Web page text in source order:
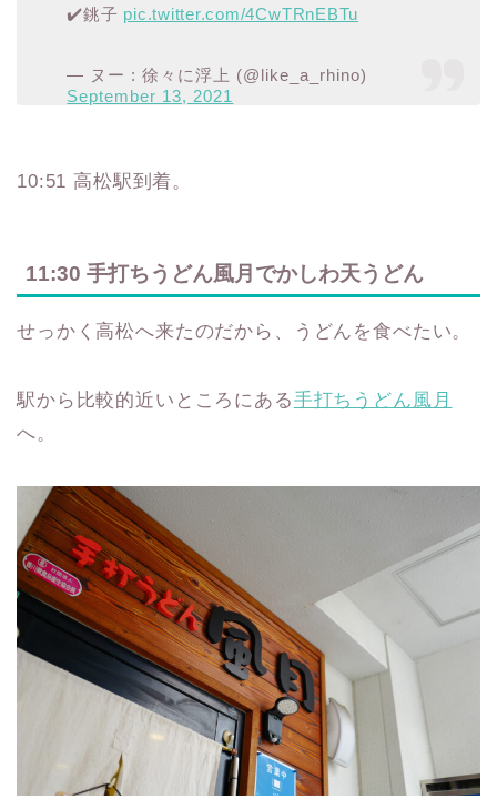
✔️銚子 pic.twitter.com/4CwTRnEBTu
— ヌー : 徐々に浮上 (@like_a_rhino)
September 13, 2021
10:51 高松駅到着。
11:30 手打ちうどん風月でかしわ天うどん
せっかく高松へ来たのだから、うどんを食べたい。
駅から比較的近いところにある手打ちうどん風月
へ。